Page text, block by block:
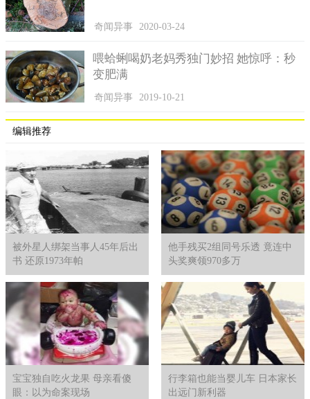
奇闻异事 2020-03-24
喂蛤蜊喝奶老妈秀独门妙招 她惊呼：秒
变肥满
奇闻异事 2019-10-21
编辑推荐
被外星人绑架当事人45年后出
书 还原1973年帕
他手残买2组同号乐透 竟连中
头奖爽领970多万
宝宝独自吃火龙果 母亲看傻
眼：以为命案现场
行李箱也能当婴儿车 日本家长
出远门新利器